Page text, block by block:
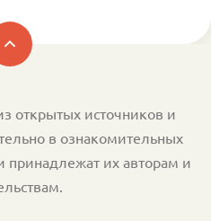
открытых источников и
в ознакомительных
принадлежат их авторам и